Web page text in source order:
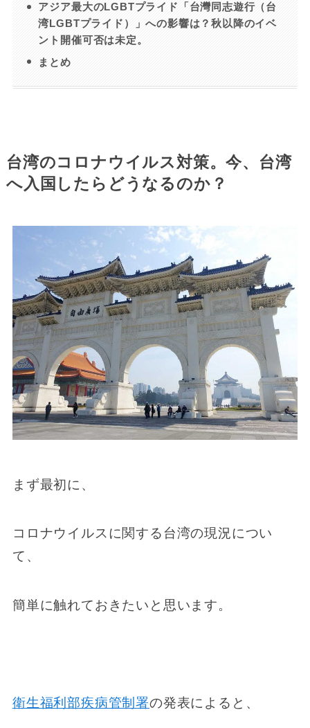
アジア最大のLGBTプライド「台灣同志遊行（台
湾LGBTプライド）」への影響は？秋以降のイベ
ント開催可否は未定。
まとめ
台湾のコロナウイルス対策。今、台湾
へ入国したらどうなるのか？
まず最初に、
コロナウイルスに関する台湾の現況につい
て、
簡単に触れておきたいと思います。
衛生福利部疾病管制署の発表によると、